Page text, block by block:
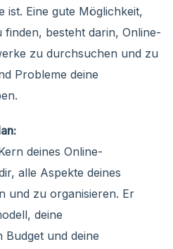
ist. Eine gute Möglichkeit,
besteht darin, Online-
zu durchsuchen und zu
Probleme deine
deines Online-
alle Aspekte deines
und zu organisieren. Er
deine
Budget und deine